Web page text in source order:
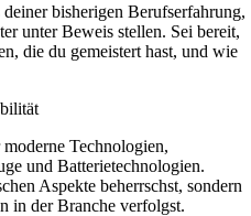
bisherigen Berufserfahrung,
unter Beweis stellen. Sei bereit,
die du gemeistert hast, und wie
Technologien,
und Batterietechnologien.
Aspekte beherrschst, sondern
in der Branche verfolgst.